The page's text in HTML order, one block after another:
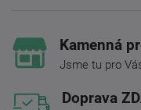
Kamenná
Jsme tu pro
Doprava